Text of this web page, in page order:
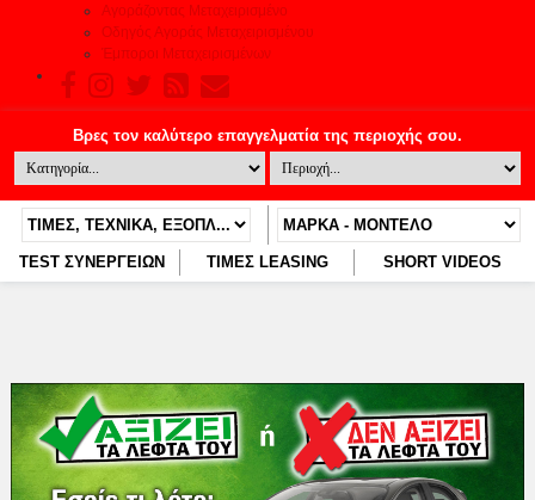
Αγοράζοντας Μεταχειρισμένο
Οδηγός Αγοράς Μεταχειρισμένου
Έμποροι Μεταχειρισμένων
TEST ΣΥΝΕΡΓΕΙΩΝ ΤΙΜΕΣ LEASING SHORT VIDEOS